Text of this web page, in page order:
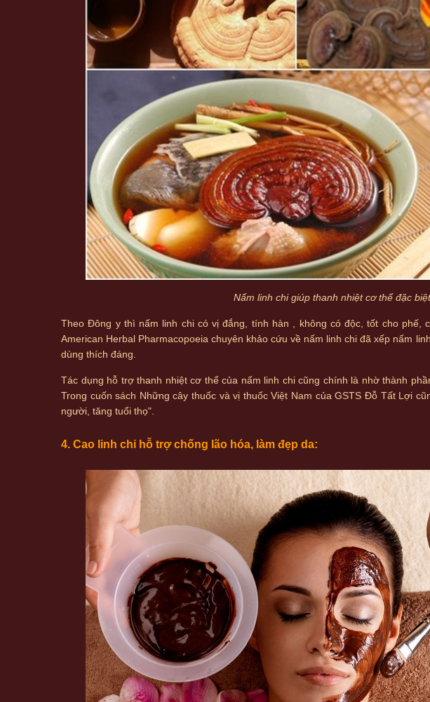
Nấm linh chi giúp thanh nhiệt cơ thể đặc
Theo Đông y thì nấm linh chi có vị đắng, tính hàn , không có độc, tốt cho phế,
American Herbal Pharmacopoeia chuyên khảo cứu về nấm linh chi đã xếp nấm
dùng thích đáng.
Tác dụng hỗ trợ thanh nhiệt cơ thể của nấm linh chi cũng chính là nhờ thành
Trong cuốn sách Những cây thuốc và vị thuốc Việt Nam của GSTS Đỗ Tất Lợi
người, tăng tuổi thọ".
4. Cao linh chi hỗ trợ chống lão hóa, làm đẹp da: